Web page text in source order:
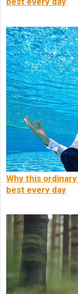
Why this
best every day